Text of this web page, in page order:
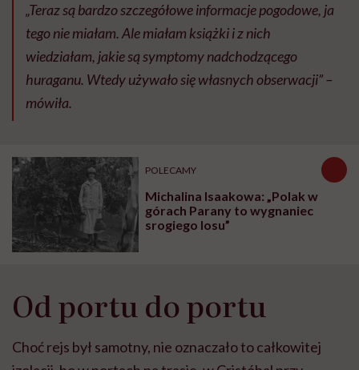
„Teraz są bardzo szczegółowe informacje pogodowe, ja
tego nie miałam. Ale miałam książki i z nich
wiedziałam, jakie są symptomy nadchodzącego
huraganu. Wtedy używało się własnych obserwacji” –
mówiła.
POLECAMY
Michalina Isaakowa: „Polak w
górach Parany to wygnaniec
srogiego losu”
Od portu do portu
Choć rejs był samotny, nie oznaczało to całkowitej